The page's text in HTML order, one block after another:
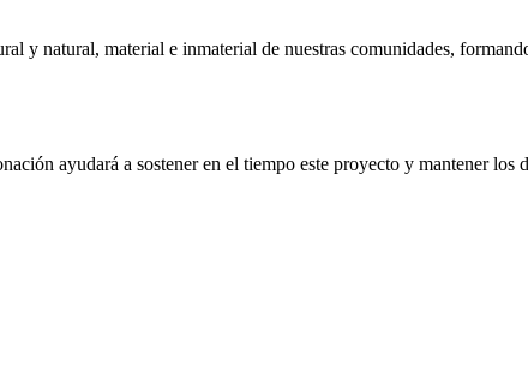
y natural, material e inmaterial de nuestras comunidades,
ayudará a sostener en el tiempo este proyecto y mantener los